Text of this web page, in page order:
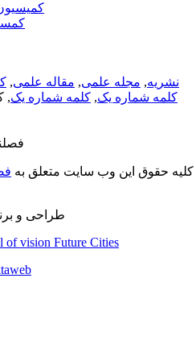
نشریه, مجله علمی, مقاله علمی,
کلمه شماره یک, کلمه شماره یک,
کلیه حقوق این وب سایت متعلق به
طراحی و
of vision Future Cities